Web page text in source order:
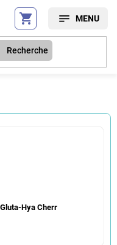
Recherche
Hya Cherr